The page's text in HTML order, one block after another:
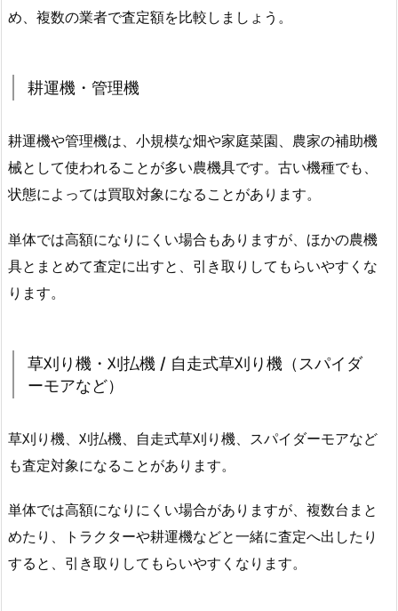
め、複数の業者で査定額を比較しましょう。
耕運機・管理機
耕運機や管理機は、小規模な畑や家庭菜園、農家の補助機
械として使われることが多い農機具です。古い機種でも、
状態によっては買取対象になることがあります。
単体では高額になりにくい場合もありますが、ほかの農機
具とまとめて査定に出すと、引き取りしてもらいやすくな
ります。
草刈り機・刈払機 / 自走式草刈り機（スパイダ
ーモアなど）
草刈り機、刈払機、自走式草刈り機、スパイダーモアなど
も査定対象になることがあります。
単体では高額になりにくい場合がありますが、複数台まと
めたり、トラクターや耕運機などと一緒に査定へ出したり
すると、引き取りしてもらいやすくなります。